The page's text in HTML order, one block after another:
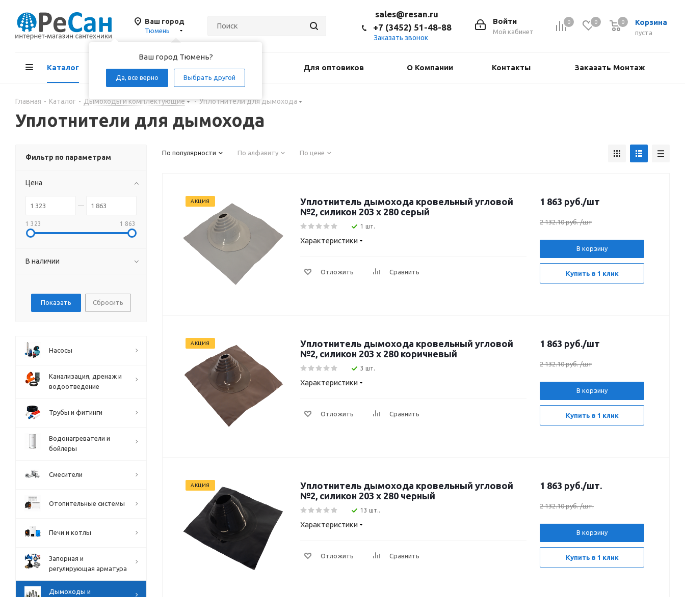
Ваш город
Тюмень
Ваш город Тюмень?
Да, все верно Выбрать другой
0 0 Корзина
пуста
0
Войти
Мой кабинет
sales@resan.ru
+7 (3452) 51-48-88
Заказать звонок
Каталог Акции Доставка Для оптовиков О Компании Контакты Заказать Монтаж
Главная - Каталог - Дымоходы и комплектующие - Уплотнители для дымохода
Уплотнители для дымохода
По популярности По алфавиту По цене
АКЦИЯ
Уплотнитель дымохода кровельный угловой
№2, силикон 203 х 280 серый
1 шт.
Характеристики
Отложить Сравнить
1 863 руб./шт
2 132.10 руб. /шт
В корзину
Купить в 1 клик
АКЦИЯ
Уплотнитель дымохода кровельный угловой
№2, силикон 203 х 280 коричневый
3 шт.
Характеристики
Отложить Сравнить
1 863 руб./шт
2 132.10 руб. /шт
В корзину
Купить в 1 клик
АКЦИЯ
Уплотнитель дымохода кровельный угловой
№2, силикон 203 х 280 черный
13 шт..
Характеристики
Отложить Сравнить
1 863 руб./шт.
2 132.10 руб. /шт.
В корзину
Купить в 1 клик
Фильтр по параметрам
Цена
1 323 1 863
В наличии
Сбросить
Насосы
Канализация, дренаж и
водоотведение
Трубы и фитинги
Водонагреватели и
бойлеры
Смесители
Отопительные системы
Печи и котлы
Запорная и
регулирующая арматура
Дымоходы и